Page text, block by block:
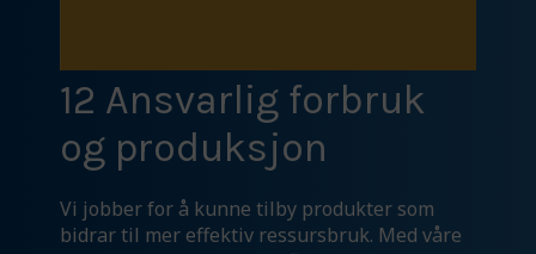
12 Ansvarlig forbruk
og produksjon
Vi jobber for å kunne tilby produkter som
bidrar til mer effektiv ressursbruk. Med våre